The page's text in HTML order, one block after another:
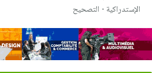
الإستدراكية - التصحيح